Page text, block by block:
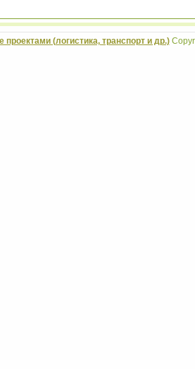
проектами (логистика, транспорт и др.)